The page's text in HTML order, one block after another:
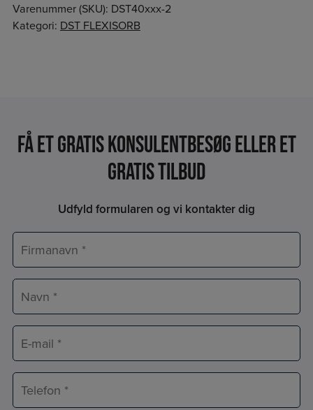
Varenummer (SKU): DST40xxx-2
Kategori: DST FLEXISORB
Få et Gratis konsulentbesøg eller et
gratis tilbud
Udfyld formularen og vi kontakter dig
Firmanavn
Navn
E-
mail
Telefon